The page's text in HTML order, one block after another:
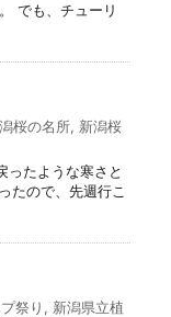
でも、チューリ
桜の名所, 新潟桜
ったような寒さと
たので、先週行こ
祭り , 新潟県立植